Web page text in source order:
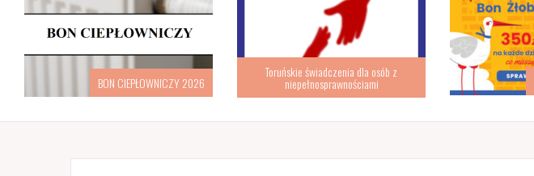
BON CIEPŁOWNICZY 2026
Toruńskie świadczenia dla osób z
niepełnosprawnościami